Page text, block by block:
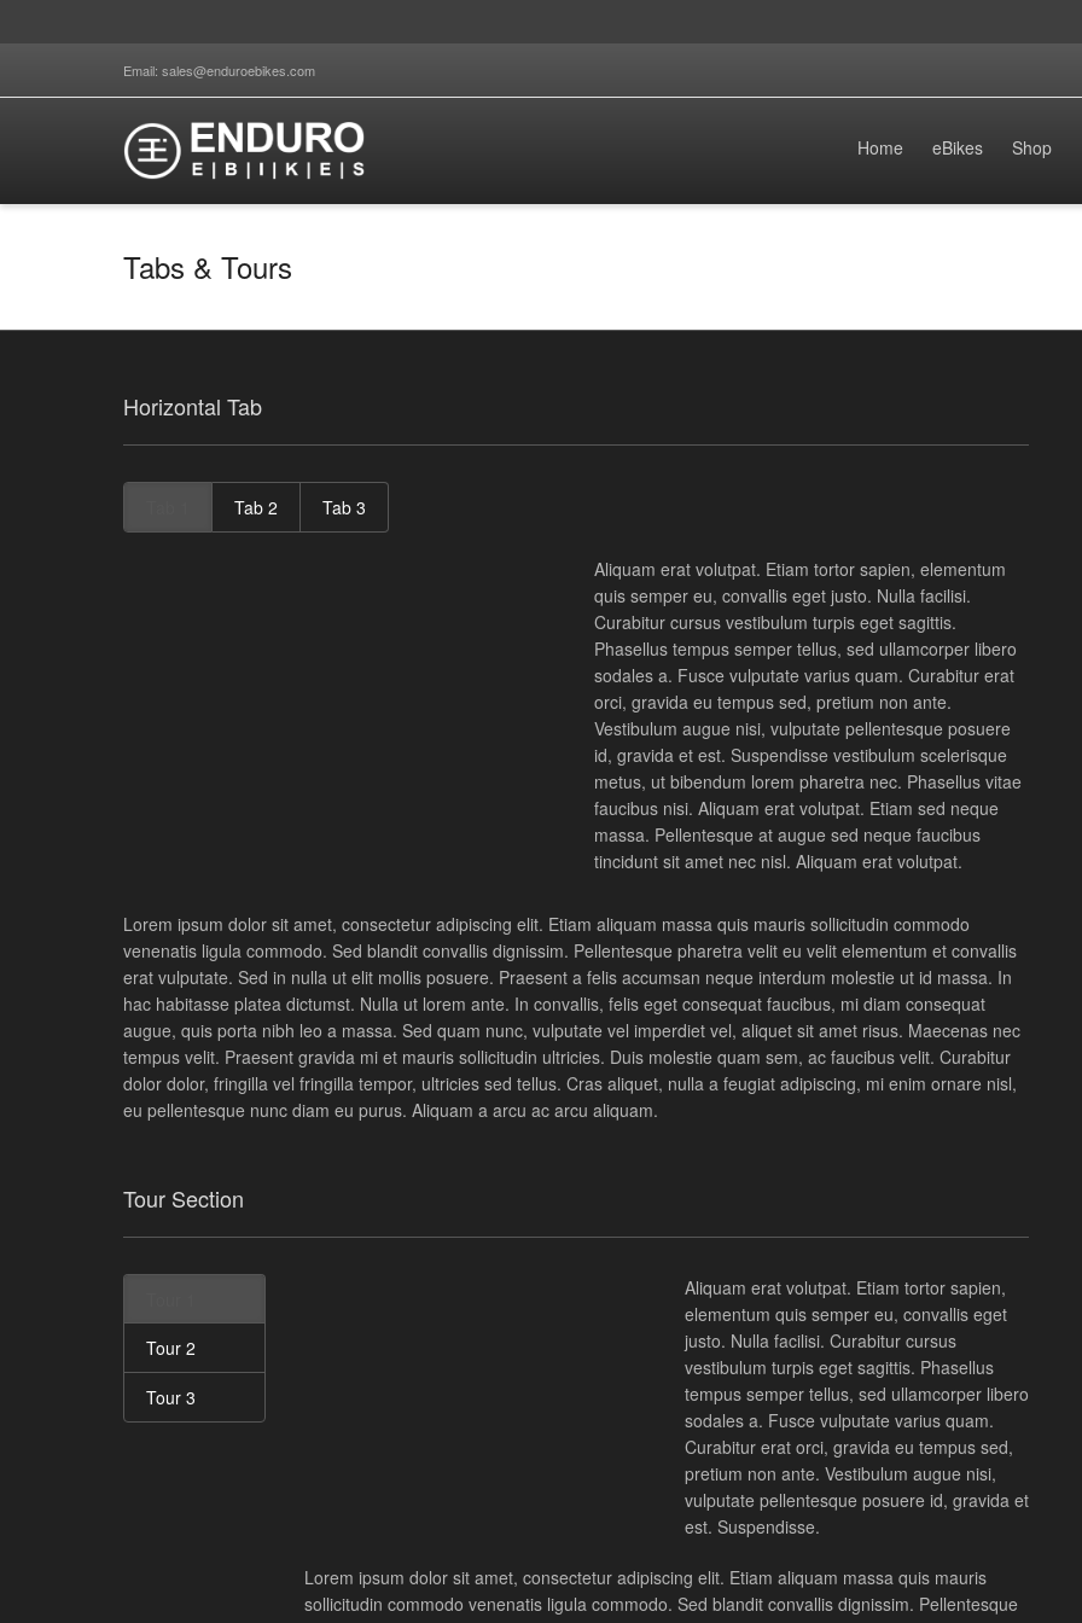
Email: sales@enduroebikes.com
Home eBikes Shop
Tabs & Tours
Horizontal Tab
Tab 2 Tab 3
Aliquam erat volutpat. Etiam tortor sapien, elementum
quis semper eu, convallis eget justo. Nulla facilisi.
Curabitur cursus vestibulum turpis eget sagittis.
Phasellus tempus semper tellus, sed ullamcorper libero
sodales a. Fusce vulputate varius quam. Curabitur erat
orci, gravida eu tempus sed, pretium non ante.
Vestibulum augue nisi, vulputate pellentesque posuere
id, gravida et est. Suspendisse vestibulum scelerisque
metus, ut bibendum lorem pharetra nec. Phasellus vitae
faucibus nisi. Aliquam erat volutpat. Etiam sed neque
massa. Pellentesque at augue sed neque faucibus
tincidunt sit amet nec nisl. Aliquam erat volutpat.
Lorem ipsum dolor sit amet, consectetur adipiscing elit. Etiam aliquam massa quis mauris sollicitudin commodo
venenatis ligula commodo. Sed blandit convallis dignissim. Pellentesque pharetra velit eu velit elementum et convallis
erat vulputate. Sed in nulla ut elit mollis posuere. Praesent a felis accumsan neque interdum molestie ut id massa. In
hac habitasse platea dictumst. Nulla ut lorem ante. In convallis, felis eget consequat faucibus, mi diam consequat
augue, quis porta nibh leo a massa. Sed quam nunc, vulputate vel imperdiet vel, aliquet sit amet risus. Maecenas nec
tempus velit. Praesent gravida mi et mauris sollicitudin ultricies. Duis molestie quam sem, ac faucibus velit. Curabitur
dolor dolor, fringilla vel fringilla tempor, ultricies sed tellus. Cras aliquet, nulla a feugiat adipiscing, mi enim ornare nisl,
eu pellentesque nunc diam eu purus. Aliquam a arcu ac arcu aliquam.
Tour Section
Tour 2
Tour 3
Aliquam erat volutpat. Etiam tortor sapien,
elementum quis semper eu, convallis eget
justo. Nulla facilisi. Curabitur cursus
vestibulum turpis eget sagittis. Phasellus
tempus semper tellus, sed ullamcorper libero
sodales a. Fusce vulputate varius quam.
Curabitur erat orci, gravida eu tempus sed,
pretium non ante. Vestibulum augue nisi,
vulputate pellentesque posuere id, gravida et
est. Suspendisse.
Lorem ipsum dolor sit amet, consectetur adipiscing elit. Etiam aliquam massa quis mauris
sollicitudin commodo venenatis ligula commodo. Sed blandit convallis dignissim. Pellentesque